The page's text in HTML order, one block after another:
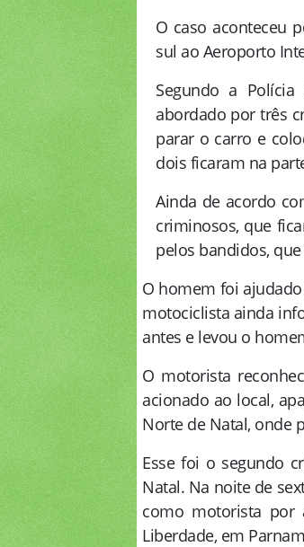
O caso aconteceu
sul ao Aeroporto
Segundo a
abordado por três
parar o carro e
dois ficaram na
Ainda de acordo
criminosos, que
pelos bandidos,
O homem foi
motociclista ainda
antes e levou o
O motorista
acionado ao local,
Norte de Natal, onde
Esse foi o segundo
Natal. Na noite de
como motorista por
Liberdade, em